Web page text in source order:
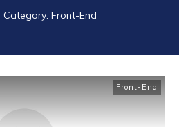
Category: Front-End
Front-End